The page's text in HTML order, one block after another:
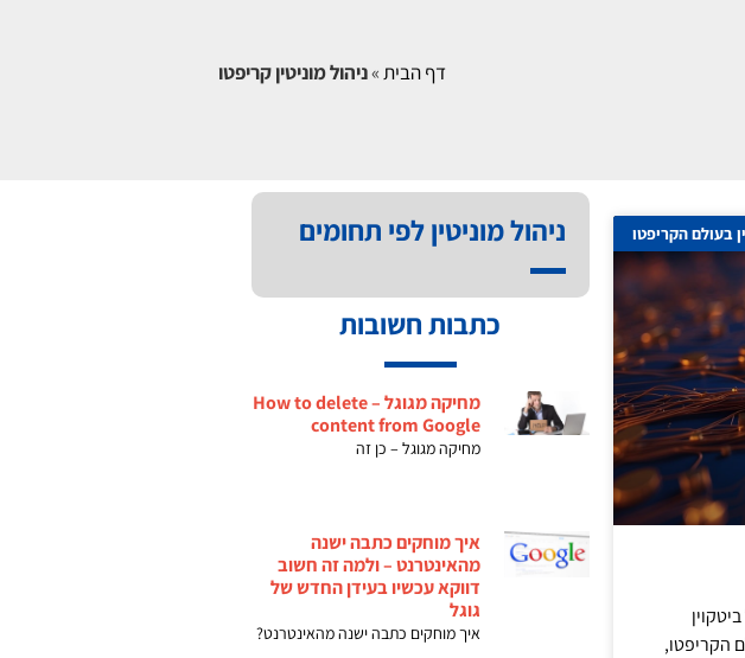
דף הבית»ניהול מוניטין קריפטו
בעולם הקריפטו
הקריפטו,
ניהול מוניטין לפי תחומים
כתבות חשובות
מחיקה מגוגל – How to delete
content from Google
מחיקה מגוגל – כן זה
איך מוחקים כתבה ישנה
מהאינטרנט – ולמה זה חשוב
דווקא עכשיו בעידן החדש של
גוגל
איך מוחקים כתבה ישנה מהאינטרנט?